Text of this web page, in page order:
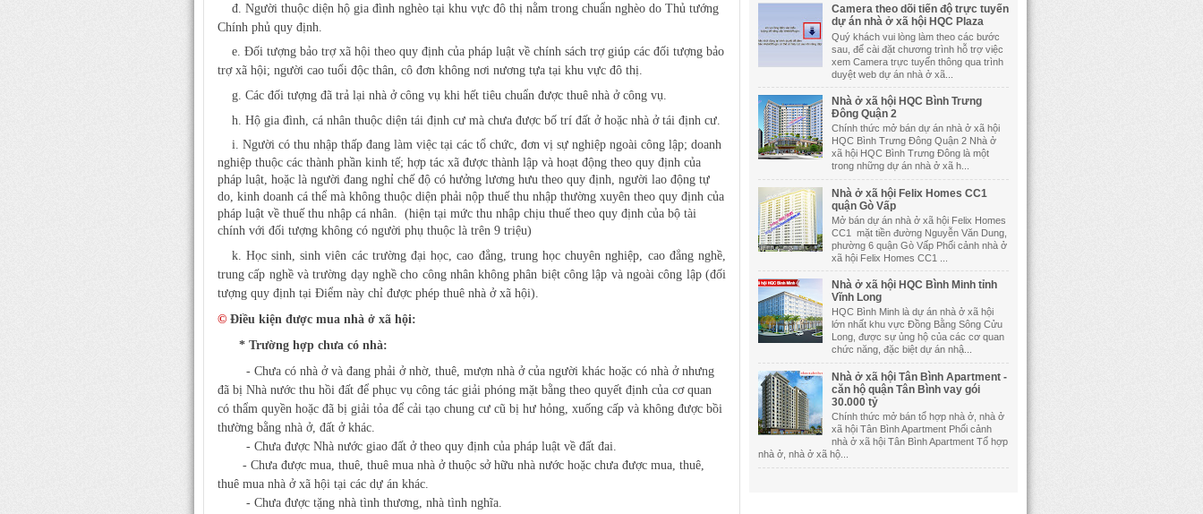
đ. Người thuộc diện hộ gia đình nghèo tại khu vực đô thị nằm trong chuẩn nghèo do Thủ tướng
Chính phủ quy định.
e. Đối tượng bảo trợ xã hội theo quy định của pháp luật về chính sách trợ giúp các đối tượng bảo
trợ xã hội; người cao tuổi độc thân, cô đơn không nơi nương tựa tại khu vực đô thị.
g. Các đối tượng đã trả lại nhà ở công vụ khi hết tiêu chuẩn được thuê nhà ở công vụ.
h. Hộ gia đình, cá nhân thuộc diện tái định cư mà chưa được bố trí đất ở hoặc nhà ở tái định cư.
i. Người có thu nhập thấp đang làm việc tại các tổ chức, đơn vị sự nghiệp ngoài công lập; doanh
nghiệp thuộc các thành phần kinh tế; hợp tác xã được thành lập và hoạt động theo quy định của
pháp luật, hoặc là người đang nghỉ chế độ có hưởng lương hưu theo quy định, người lao động tự
do, kinh doanh cá thể mà không thuộc diện phải nộp thuế thu nhập thường xuyên theo quy định của
pháp luật về thuế thu nhập cá nhân. (hiện tại mức thu nhập chịu thuế theo quy định của bộ tài
chính với đối tượng không có người phụ thuộc là trên 9 triệu)
k. Học sinh, sinh viên các trường đại học, cao đẳng, trung học chuyên nghiệp, cao đẳng nghề,
trung cấp nghề và trường dạy nghề cho công nhân không phân biệt công lập và ngoài công lập (đối
tượng quy định tại Điểm này chỉ được phép thuê nhà ở xã hội).
© Điều kiện được mua nhà ở xã hội:
* Trường hợp chưa có nhà:
- Chưa có nhà ở và đang phải ở nhờ, thuê, mượn nhà ở của người khác hoặc có nhà ở nhưng
đã bị Nhà nước thu hồi đất để phục vụ công tác giải phóng mặt bằng theo quyết định của cơ quan
có thẩm quyền hoặc đã bị giải tỏa để cải tạo chung cư cũ bị hư hỏng, xuống cấp và không được bồi
thường bằng nhà ở, đất ở khác.
- Chưa được Nhà nước giao đất ở theo quy định của pháp luật về đất đai.
- Chưa được mua, thuê, thuê mua nhà ở thuộc sở hữu nhà nước hoặc chưa được mua, thuê,
thuê mua nhà ở xã hội tại các dự án khác.
- Chưa được tặng nhà tình thương, nhà tình nghĩa.
Camera theo dõi tiến độ trực tuyến
dự án nhà ở xã hội HQC Plaza
Quý khách vui lòng làm theo các bước
sau, để cài đặt chương trình hỗ trợ việc
xem Camera trực tuyến thông qua trình
duyệt web dự án nhà ở xã...
Nhà ở xã hội HQC Bình Trưng
Đông Quận 2
Chính thức mở bán dự án nhà ở xã hội
HQC Bình Trưng Đông Quận 2 Nhà ở
xã hội HQC Bình Trưng Đông là một
trong những dự án nhà ở xã h...
Nhà ở xã hội Felix Homes CC1
quận Gò Vấp
Mở bán dự án nhà ở xã hội Felix Homes
CC1 mặt tiền đường Nguyễn Văn Dung,
phường 6 quận Gò Vấp Phối cảnh nhà ở
xã hội Felix Homes CC1 ...
Nhà ở xã hội HQC Bình Minh tỉnh
Vĩnh Long
HQC Bình Minh là dự án nhà ở xã hội
lớn nhất khu vực Đồng Bằng Sông Cửu
Long, được sự ủng hộ của các cơ quan
chức năng, đặc biệt dự án nhậ...
Nhà ở xã hội Tân Bình Apartment -
căn hộ quận Tân Bình vay gói
30.000 tỷ
Chính thức mở bán tổ hợp nhà ở, nhà ở
xã hội Tân Bình Apartment Phối cảnh
nhà ở xã hội Tân Bình Apartment Tổ hợp
nhà ở, nhà ở xã hộ...